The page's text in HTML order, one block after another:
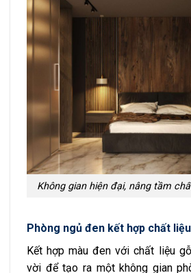
Không gian hiện đại, nâng tầm
Phòng ngủ đen kết hợp chất
Kết hợp màu đen với chất liệu
vời để tạo ra một không gian